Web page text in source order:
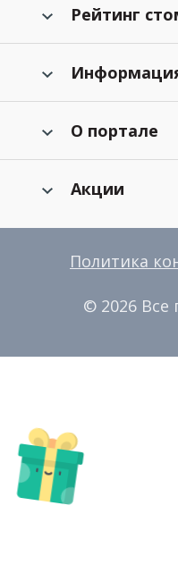
Рейтинг
О портале
Акции
Политика
© 2026